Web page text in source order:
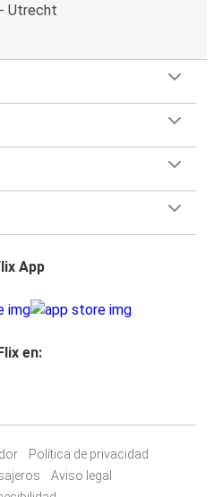
Utrecht
App
en:
Política de privacidad
Aviso legal